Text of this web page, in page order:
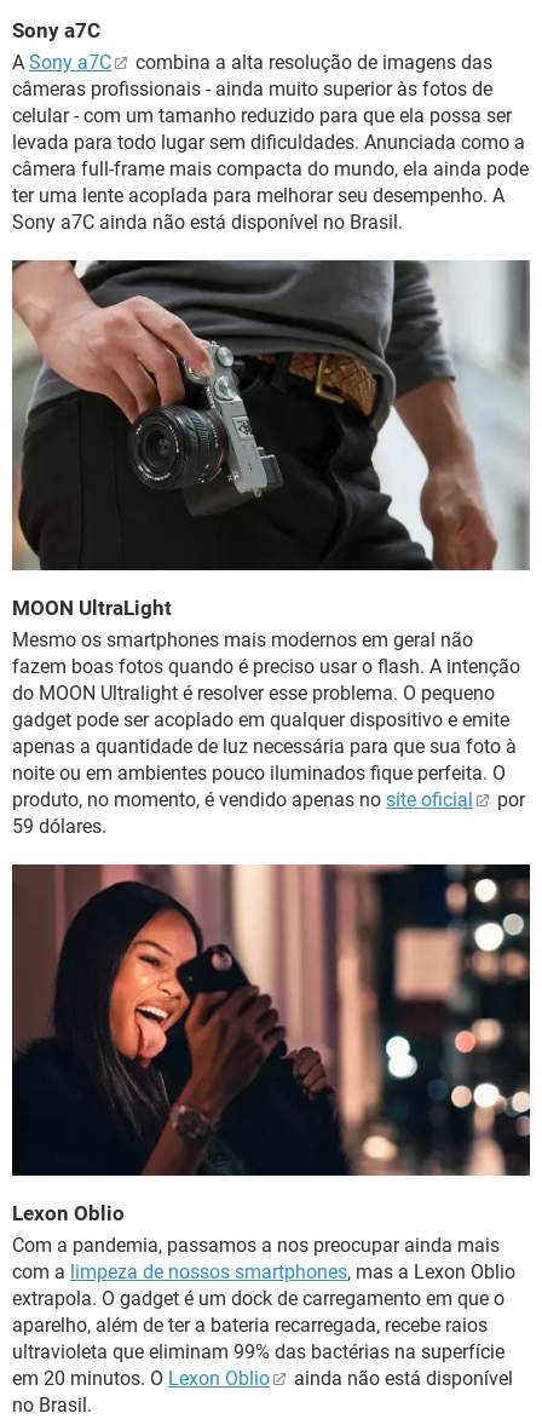
Sony a7C
A Sony a7C
combina a alta resolução de imagens das
câmeras profissionais - ainda muito superior às fotos de
celular - com um tamanho reduzido para que ela possa ser
levada para todo lugar sem dificuldades. Anunciada como a
câmera full-frame mais compacta do mundo, ela ainda pode
ter uma lente acoplada para melhorar seu desempenho. A
Sony a7C ainda não está disponível no Brasil.
MOON UltraLight
Mesmo os smartphones mais modernos em geral não
fazem boas fotos quando é preciso usar o flash. A intenção
do MOON Ultralight é resolver esse problema. O pequeno
gadget pode ser acoplado em qualquer dispositivo e emite
apenas a quantidade de luz necessária para que sua foto à
noite ou em ambientes pouco iluminados fique perfeita. O
produto, no momento, é vendido apenas no site oficial
por
59 dólares.
Lexon Oblio
Com a pandemia, passamos a nos preocupar ainda mais
com a limpeza de nossos smartphones, mas a Lexon Oblio
extrapola. O gadget é um dock de carregamento em que o
aparelho, além de ter a bateria recarregada, recebe raios
ultravioleta que eliminam 99% das bactérias na superfície
em 20 minutos. O Lexon Oblio
ainda não está disponível
no Brasil.